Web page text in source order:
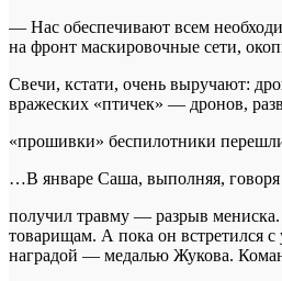
— Нас обеспечивают всем
на фронт маскировочные сети,
Свечи, кстати, очень выручают:
вражеских «птичек» — дронов,
«прошивки» беспилотники
…В январе Саша, выполняя, говоря
получил травму — разрыв мениска.
товарищам. А пока он встретился
наградой — медалью Жукова.